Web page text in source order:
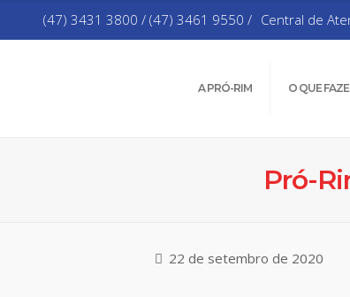
(47) 3431 3800 / (47) 3461 9550 / Central de
A PRÓ-RIM O QUE
Pró-
22 de setembro de 2020